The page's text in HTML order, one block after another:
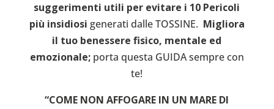
suggerimenti utili per evitare i 10 Pericoli
più insidiosi generati dalle TOSSINE. Migliora
il tuo benessere fisico, mentale ed
emozionale; porta questa GUIDA sempre con
te!
“COME NON AFFOGARE IN UN MARE DI